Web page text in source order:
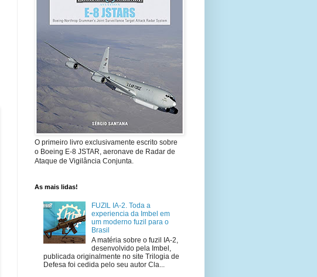
O primeiro livro exclusivamente escrito sobre
o Boeing E-8 JSTAR, aeronave de Radar de
Ataque de Vigilância Conjunta.
As mais lidas!
FUZIL IA-2. Toda a
experiencia da Imbel em
um moderno fuzil para o
Brasil
A matéria sobre o fuzil IA-2,
desenvolvido pela Imbel,
publicada originalmente no site Trilogia de
Defesa foi cedida pelo seu autor Cla...